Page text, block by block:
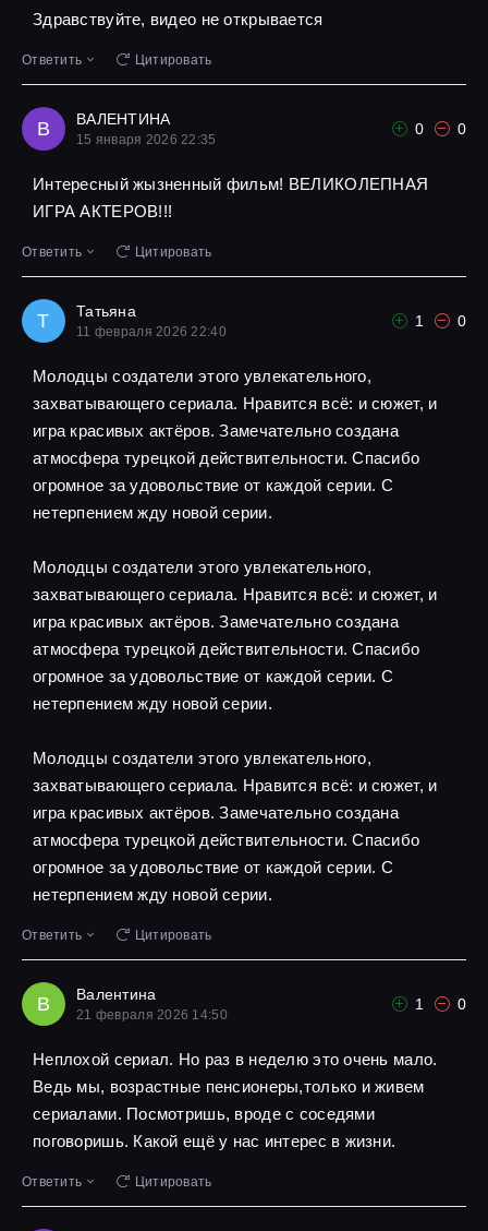
Здравствуйте, видео не открывается
Ответить Цитировать
В ВАЛЕНТИНА
15 января 2026 22:35
0 0
Интересный жызненный фильм! ВЕЛИКОЛЕПНАЯ
ИГРА АКТЕРОВ!!!
Ответить Цитировать
Т Татьяна
11 февраля 2026 22:40
1 0
Молодцы создатели этого увлекательного,
захватывающего сериала. Нравится всё: и сюжет, и
игра красивых актёров. Замечательно создана
атмосфера турецкой действительности. Спасибо
огромное за удовольствие от каждой серии. С
нетерпением жду новой серии.
Молодцы создатели этого увлекательного,
захватывающего сериала. Нравится всё: и сюжет, и
игра красивых актёров. Замечательно создана
атмосфера турецкой действительности. Спасибо
огромное за удовольствие от каждой серии. С
нетерпением жду новой серии.
Молодцы создатели этого увлекательного,
захватывающего сериала. Нравится всё: и сюжет, и
игра красивых актёров. Замечательно создана
атмосфера турецкой действительности. Спасибо
огромное за удовольствие от каждой серии. С
нетерпением жду новой серии.
Ответить Цитировать
В Валентина
21 февраля 2026 14:50
1 0
Неплохой сериал. Но раз в неделю это очень мало.
Ведь мы, возрастные пенсионеры,только и живем
сериалами. Посмотришь, вроде с соседями
поговоришь. Какой ещё у нас интерес в жизни.
Ответить Цитировать